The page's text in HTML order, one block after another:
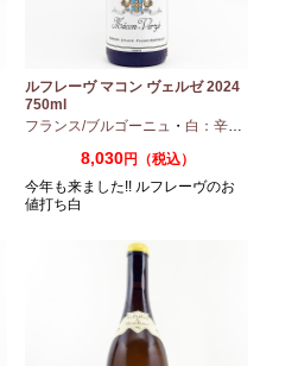
ルフレーヴ マコン ヴェルゼ 2024
750ml
フランス/ブルゴーニュ ・ 白：辛口
8,030円（税込）
今年も来ました!! ルフレーヴのお
値打ち白